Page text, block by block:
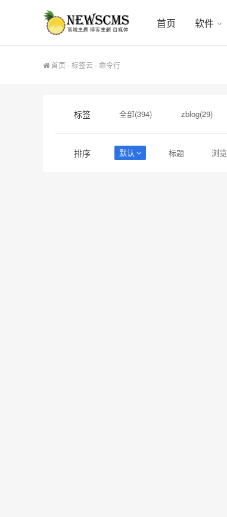
首页 软件
首页 -标签云- 命令行
标签 全部(394) zblog(29)
排序 默认 标题 浏览